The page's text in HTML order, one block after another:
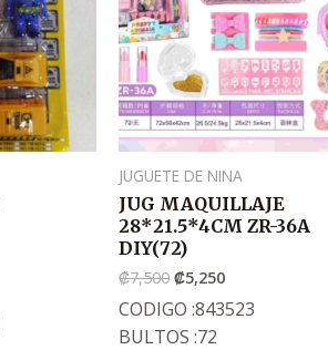
JUGUETE DE NINA
JUG MAQUILLAJE
28*21.5*4CM ZR-36A
DIY(72)
₡7,500 ₡5,250
CODIGO :843523
BULTOS :72